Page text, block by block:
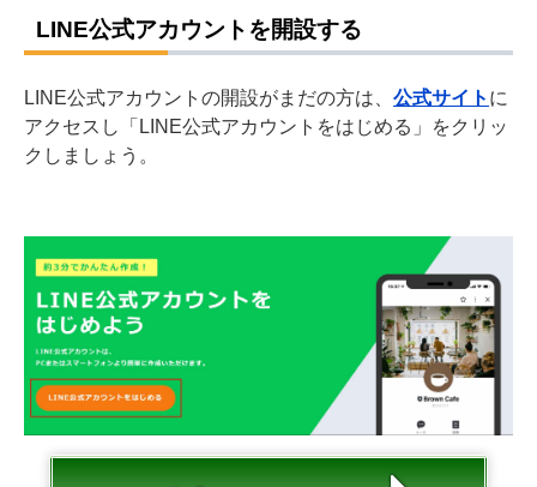
LINE公式アカウントを開設する
LINE公式アカウントの開設がまだの方は、 公式サイト に
アクセスし「LINE公式アカウントをはじめる」をクリッ
クしましょう。